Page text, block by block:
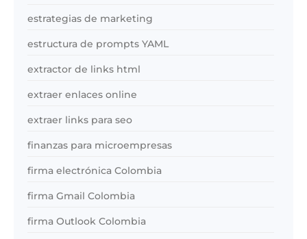
estrategias de marketing
estructura de prompts YAML
extractor de links html
extraer enlaces online
extraer links para seo
finanzas para microempresas
firma electrónica Colombia
firma Gmail Colombia
firma Outlook Colombia